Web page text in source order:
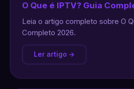
O Que é IPTV? Guia
Leia o artigo completo sobre O
Completo 2026.
Ler artigo →